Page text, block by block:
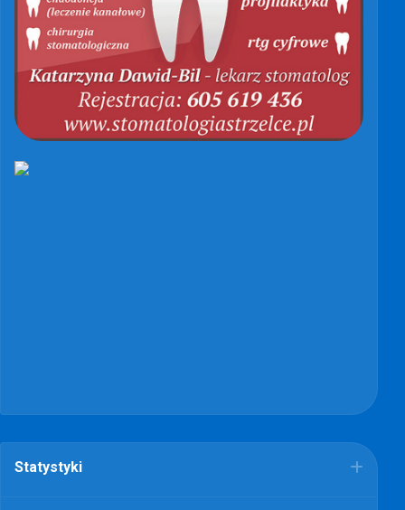
Statystyki